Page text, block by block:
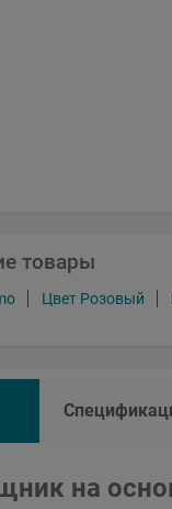
товары
Цвет Розовый
на